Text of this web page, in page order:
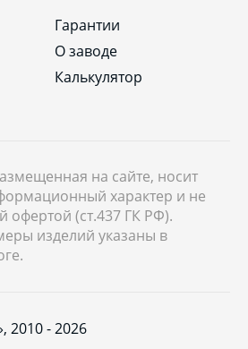
Гарантии
О заводе
Калькулятор
на сайте, носит
характер и не
офертой (ст.437 ГК РФ).
изделий указаны в
2010 - 2026